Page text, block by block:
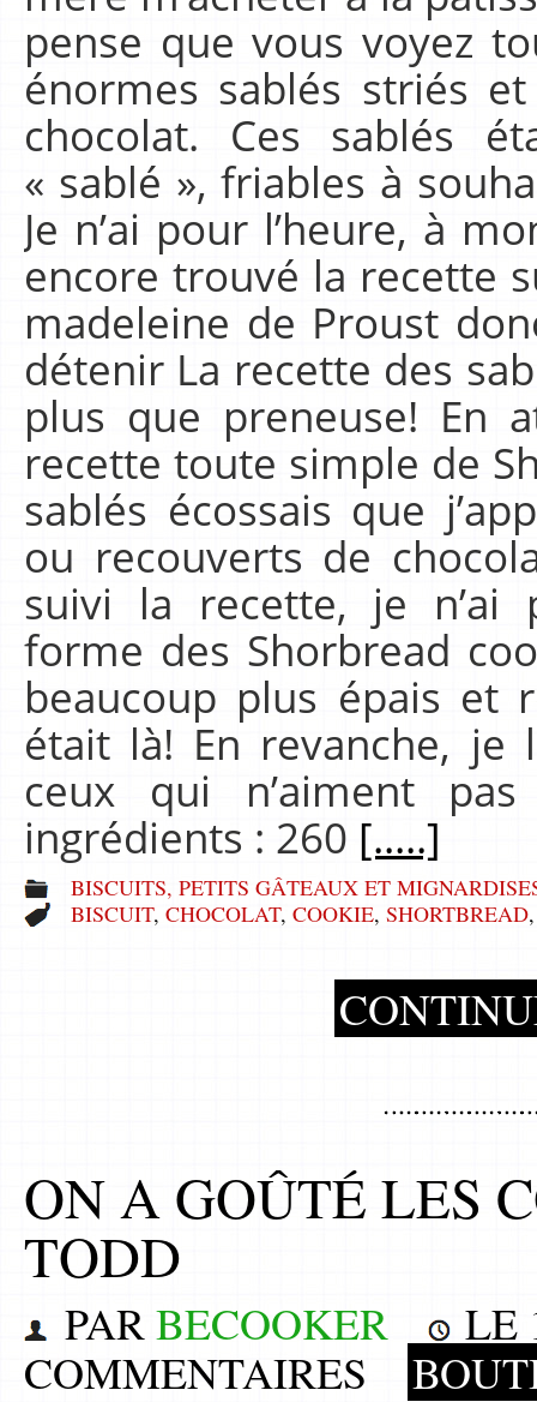
pense que vous voyez
énormes sablés striés
chocolat. Ces sablés
« sablé », friables à
Je n’ai pour l’heure, à
encore trouvé la recette
madeleine de Proust
détenir La recette des
plus que preneuse! En
recette toute simple de
sablés écossais que
ou recouverts de
suivi la recette, je n’ai
forme des Shorbread
beaucoup plus épais et
était là! En revanche, je
ceux qui n’aiment
ingrédients : 260 [.....]
BISCUITS, PETITS GÂTEAUX ET
BISCUIT, CHOCOLAT, COOKIE, SHORTBREAD
ON A GOÛTÉ LES
TODD
PARBECOOKER LE
COMMENTAIRES